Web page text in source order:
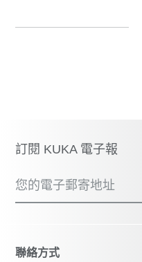
×
訂閱 KUKA 電子報
您的電子郵寄地址
聯絡方式